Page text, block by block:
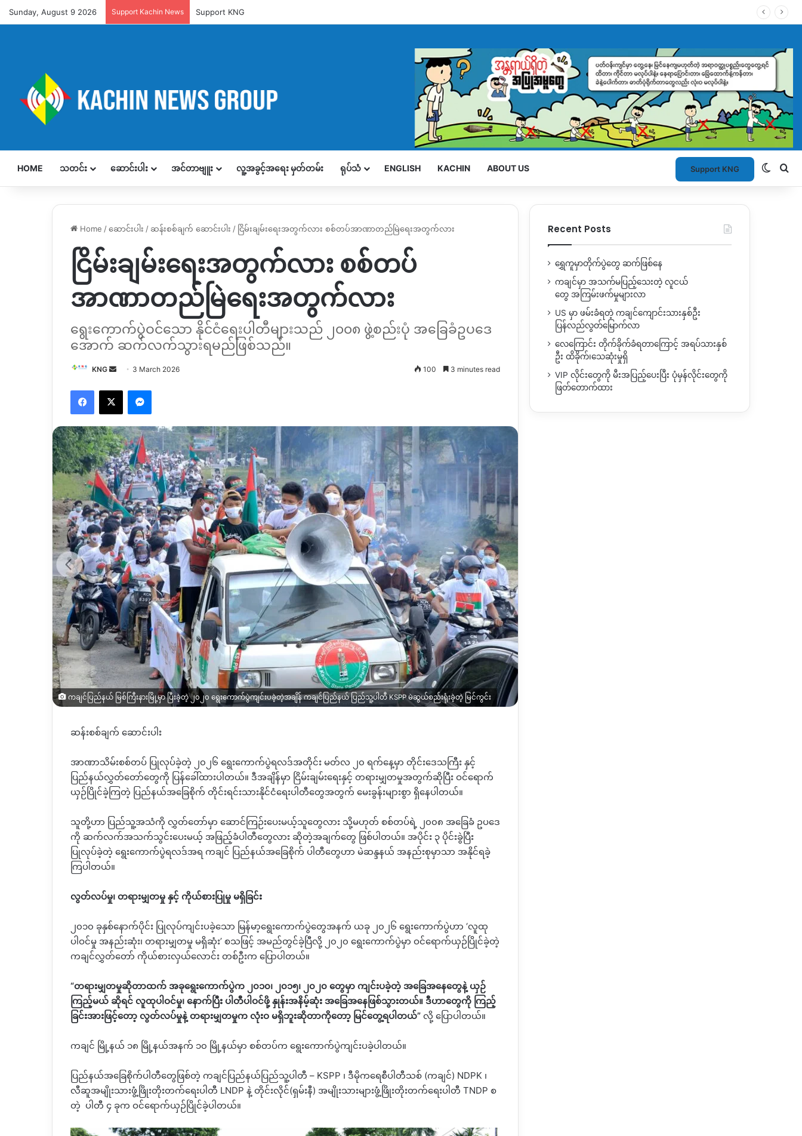
Sunday, August 9 2026 Support Kachin News Support KNG
HOME သတင်း ဆောင်းပါး အင်တာဗျူး လူ့အခွင့်အရေး မှတ်တမ်း ရုပ်သံ ENGLISH KACHIN ABOUT US Support KNG
Home /ဆောင်းပါး /ဆန်းစစ်ချက် ဆောင်းပါး / ငြိမ်းချမ်းရေးအတွက်လား စစ်တပ်အာဏာတည်မြဲရေးအတွက်လား
ငြိမ်းချမ်းရေးအတွက်လား စစ်တပ်
အာဏာတည်မြဲရေးအတွက်လား
ရွေးကောက်ပွဲဝင်သော နိုင်ငံရေးပါတီများသည် ၂၀၀၈ ဖွဲ့စည်းပုံ အခြေခံဥပဒေ
အောက် ဆက်လက်သွားရမည်ဖြစ်သည်။
KNG
Send 3 March 2026 100 3 minutes read
Facebook
X Messenger
ကချင်ပြည်နယ် မြစ်ကြီးနားမြို့မှာ ပြီးခဲ့တဲ့ ၂၀၂၀ ရွေးကောက်ပွဲကျင်းပခဲ့တဲ့အချိန် ကချင်ပြည်နယ် ပြည်သူ့ပါတီ KSPP မဲဆွယ်စည်းရုံးခဲ့တဲ့ မြင်ကွင်း
ဆန်းစစ်ချက် ဆောင်းပါး
အာဏာသိမ်းစစ်တပ် ပြုလုပ်ခဲ့တဲ့ ၂၀၂၆ ရွေးကောက်ပွဲရလဒ်အတိုင်း မတ်လ ၂၀ ရက်နေ့မှာ တိုင်းဒေသကြီး နှင့်
ပြည်နယ်လွှတ်တော်တွေကို ပြန်ခေါ်ထားပါတယ်။ ဒီအချိန်မှာ ငြိမ်းချမ်းရေးနှင့် တရားမျှတမှုအတွက်ဆိုပြီး ဝင်ရောက်
ယှဉ်ပြိုင်ခဲ့ကြတဲ့ ပြည်နယ်အခြေစိုက် တိုင်းရင်းသားနိုင်ငံရေးပါတီတွေအတွက် မေးခွန်းများစွာ ရှိနေပါတယ်။
သူတို့ဟာ ပြည်သူ့အသံကို လွှတ်တော်မှာ ဆောင်ကြဉ်းပေးမယ့်သူတွေလား သို့မဟုတ် စစ်တပ်ရဲ့ ၂၀၀၈ အခြေခံ ဥပဒေ
ကို ဆက်လက်အသက်သွင်းပေးမယ့် အဖြည့်ခံပါတီတွေလား ဆိုတဲ့အချက်တွေ ဖြစ်ပါတယ်။ အပိုင်း ၃ ပိုင်းခွဲပြီး
ပြုလုပ်ခဲ့တဲ့ ရွေးကောက်ပွဲရလဒ်အရ ကချင် ပြည်နယ်အခြေစိုက် ပါတီတွေဟာ မဲဆန္ဒနယ် အနည်းစုမှာသာ အနိုင်ရခဲ့
ကြပါတယ်။
လွတ်လပ်မှု၊ တရားမျှတမှု နှင့် ကိုယ်စားပြုမှု မရှိခြင်း
၂၀၁၀ ခုနှစ်နောက်ပိုင်း ပြုလုပ်ကျင်းပခဲ့သော မြန်မာ့ရွေးကောက်ပွဲတွေအနက် ယခု ၂၀၂၆ ရွေးကောက်ပွဲဟာ ‘လူထု
ပါဝင်မှု အနည်းဆုံး၊ တရားမျှတမှု မရှိဆုံး’ စသဖြင့် အမည်တွင်ခဲ့ပြီလို့ ၂၀၂၀ ရွေးကောက်ပွဲမှာ ဝင်ရောက်ယှဉ်ပြိုင်ခဲ့တဲ့
ကချင်လွှတ်တော် ကိုယ်စားလှယ်လောင်း တစ်ဦးက ပြောပါတယ်။
“တရားမျှတမှုဆိုတာထက် အခုရွေးကောက်ပွဲက ၂၀၁၀၊ ၂၀၁၅၊ ၂၀၂၀ တွေမှာ ကျင်းပခဲ့တဲ့ အခြေအနေတွေနဲ့ ယှဉ်
ကြည့်မယ် ဆိုရင် လူထုပါဝင်မှု၊ နောက်ပြီး ပါတီပါဝင်ဖို့ နှုန်းအနိမ့်ဆုံး အခြေအနေဖြစ်သွားတယ်။ ဒီဟာတွေကို ကြည့်
ခြင်းအားဖြင့်တော့ လွတ်လပ်မှုနဲ့ တရားမျှတမှုက လုံးဝ မရှိဘူးဆိုတာကိုတော့ မြင်တွေ့ရပါတယ်” လို့ ပြောပါတယ်။
ကချင် မြို့နယ် ၁၈ မြို့နယ်အနက် ၁၀ မြို့နယ်မှာ စစ်တပ်က ရွေးကောက်ပွဲကျင်းပခဲ့ပါတယ်။
ပြည်နယ်အခြေစိုက်ပါတီတွေဖြစ်တဲ့ ကချင်ပြည်နယ်ပြည်သူ့ပါတီ – KSPP ၊ ဒီမိုကရေစီပါတီသစ် (ကချင်) NDPK ၊
လီဆူအမျိုးသားဖွံ့ဖြိုးတိုးတက်ရေးပါတီ LNDP နဲ့ တိုင်းလိုင်(ရှမ်းနီ) အမျိုးသားများဖွံ့ဖြိုးတိုးတက်ရေးပါတီ TNDP စ
တဲ့ ပါတီ ၄ ခုက ဝင်ရောက်ယှဉ်ပြိုင်ခဲ့ပါတယ်။
Recent Posts
ရွှေကူမှာတိုက်ပွဲတွေ ဆက်ဖြစ်နေ
ကချင်မှာ အသက်မပြည့်သေးတဲ့ လူငယ်
တွေ အကြမ်းဖက်မှုများလာ
US မှာ ဖမ်းခံရတဲ့ ကချင်ကျောင်းသားနှစ်ဦး
ပြန်လည်လွတ်မြောက်လာ
လေကြောင်း တိုက်ခိုက်ခံရတာကြောင့် အရပ်သားနှစ်
ဦး ထိခိုက်၊သေဆုံးမှုရှိ
VIP လိုင်းတွေကို မီးအပြည့်ပေးပြီး ပုံမှန်လိုင်းတွေကို
ဖြတ်တောက်ထား